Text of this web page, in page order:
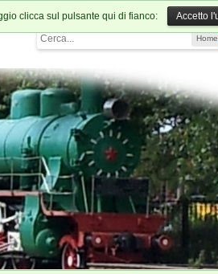
Home
clicca sul pulsante qui di fianco: Accetto